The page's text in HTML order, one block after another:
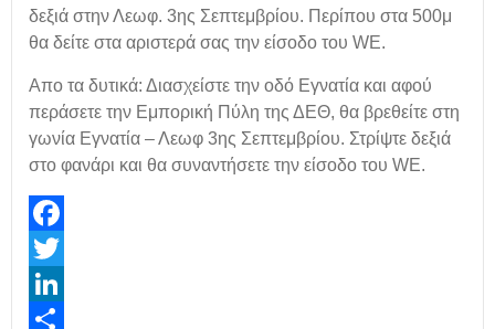
δεξιά στην Λεωφ. 3ης Σεπτεμβρίου. Περίπου στα 500μ
θα δείτε στα αριστερά σας την είσοδο του WE.
Απο τα δυτικά: Διασχείστε την οδό Εγνατία και αφού
περάσετε την Εμπορική Πύλη της ΔΕΘ, θα βρεθείτε στη
γωνία Εγνατία – Λεωφ 3ης Σεπτεμβρίου. Στρίψτε δεξιά
στο φανάρι και θα συναντήσετε την είσοδο του WE.
Facebook
Twitter
LinkedIn